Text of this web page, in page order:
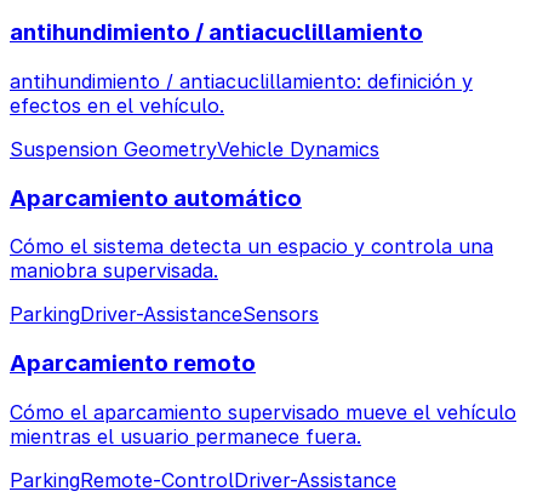
antihundimiento / antiacuclillamiento
antihundimiento / antiacuclillamiento: definición y
efectos en el vehículo.
Suspension GeometryVehicle Dynamics
Aparcamiento automático
Cómo el sistema detecta un espacio y controla una
maniobra supervisada.
ParkingDriver-AssistanceSensors
Aparcamiento remoto
Cómo el aparcamiento supervisado mueve el vehículo
mientras el usuario permanece fuera.
ParkingRemote-ControlDriver-Assistance